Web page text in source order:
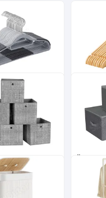
30 db,
felület szürke
9 200Ft
Vállfa
6db, szürke
szürke